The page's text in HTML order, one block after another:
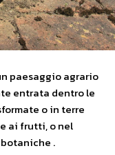
paesaggio agrario
entrata dentro le
o in terre
ai frutti, o nel
.